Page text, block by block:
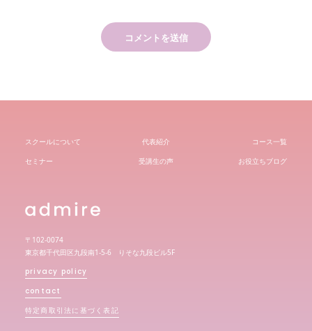
スクールについて 代表紹介
コース一覧
セミナー
受講生の声 お役立ちブログ
〒102-0074
東京都千代田区九段南1-5-6 りそな九段ビル5F
privacy policy
contact
特定商取引法に基づく表記